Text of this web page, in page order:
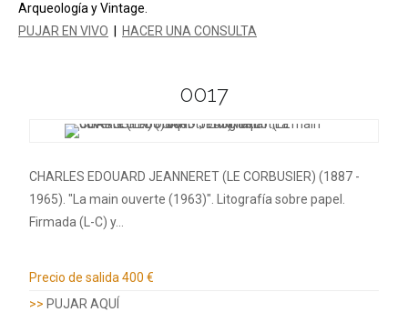
Arqueología y Vintage.
PUJAR EN VIVO
HACER UNA CONSULTA
0017
CHARLES EDOUARD JEANNERET (LE CORBUSIER) (1887 -
1965). "La main ouverte (1963)". Litografía sobre papel.
Firmada (L-C) y…
Precio de salida 400 €
>> PUJAR AQUÍ